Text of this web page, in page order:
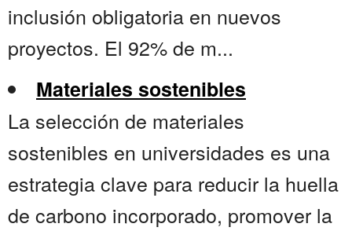
inclusión obligatoria en nuevos
proyectos. El 92% de m...
Materiales sostenibles
La selección de materiales
sostenibles en universidades es una
estrategia clave para reducir la huella
de carbono incorporado, promover la